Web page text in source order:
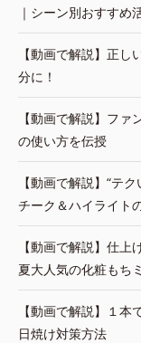
｜シーン別おすすめ
【動画で解説】正
分に！
【動画で解説】フ
の使い方を伝授
【動画で解説】“テ
チーク＆ハイライト
【動画で解説】仕
夏大人気の化粧もち
【動画で解説】１本
日焼け対策方法